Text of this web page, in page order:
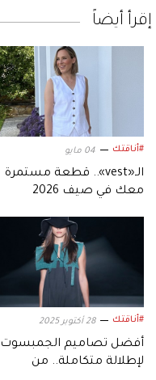
إقرأ أيضاً
#أناقتك 04 مايو
الـ«vest».. قطعة مستمرة
معك في صيف 2026
#أناقتك 28 أكتوبر 2025
أفضل تصاميم الجمبسوت
لإطلالة متكاملة.. من